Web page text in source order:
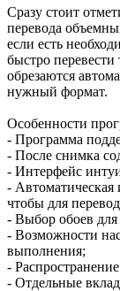
Сразу стоит
перевода
если есть
быстро
обрезаются
нужный формат.
Особенности
- Программа
- После снимка
- Интерфейс
- Автоматическая
чтобы для
- Выбор обоев
- Возможности
выполнения;
-
- Отдельные